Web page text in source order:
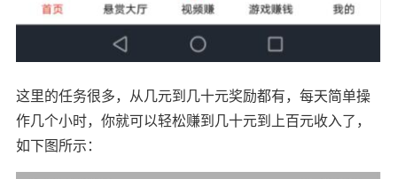
这里的任务很多，从几元到几十元奖励都有，每天简单操
作几个小时，你就可以轻松赚到几十元到上百元收入了，
如下图所示：